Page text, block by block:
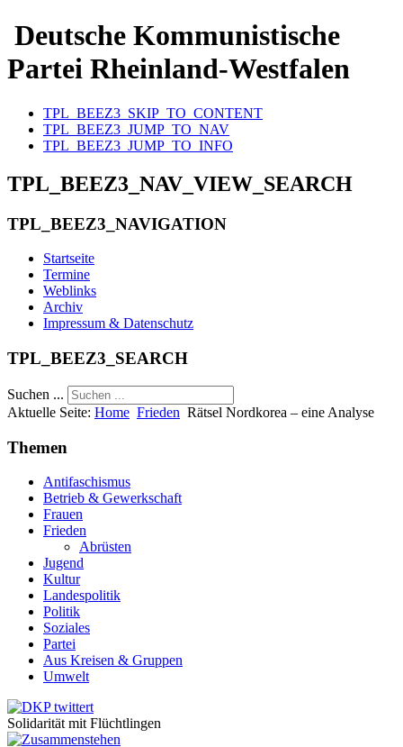
Deutsche Kommunistische
Partei Rheinland-Westfalen
TPL_BEEZ3_SKIP_TO_CONTENT
TPL_BEEZ3_JUMP_TO_NAV
TPL_BEEZ3_JUMP_TO_INFO
TPL_BEEZ3_NAV_VIEW_SEARCH
TPL_BEEZ3_NAVIGATION
Startseite
Termine
Weblinks
Archiv
Impressum & Datenschutz
TPL_BEEZ3_SEARCH
Suchen ...
Aktuelle Seite: Home Frieden Rätsel Nordkorea – eine Analyse
Themen
Antifaschismus
Betrieb & Gewerkschaft
Frauen
Frieden
Abrüsten
Jugend
Kultur
Landespolitik
Politik
Soziales
Partei
Aus Kreisen & Gruppen
Umwelt
Solidarität mit Flüchtlingen